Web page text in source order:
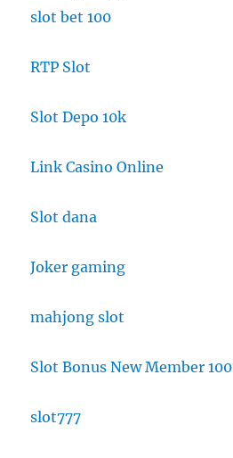
slot bet 100
RTP Slot
Slot Depo 10k
Link Casino Online
Slot dana
Joker gaming
mahjong slot
Slot Bonus New Member 100
slot777